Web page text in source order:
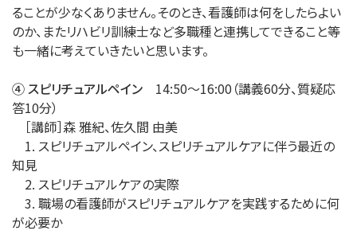
ることが少なくありません。そのとき、看護師は何をしたらよい
のか、またリハビリ訓練士など多職種と連携してできること等
も一緒に考えていきたいと思います。
④ スピリチュアルペイン 14:50～16:00（講義60分、質疑応
答10分）
［講師］森 雅紀、佐久間 由美
1. スピリチュアルペイン、スピリチュアルケアに伴う最近の
知見
2. スピリチュアルケアの実際
3. 職場の看護師がスピリチュアルケアを実践するために何
が必要か